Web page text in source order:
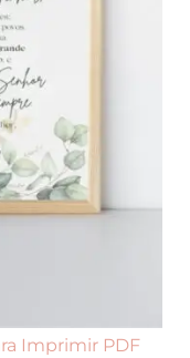
Imprimir PDF